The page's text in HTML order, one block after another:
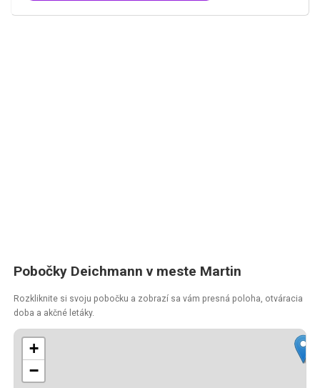
Pobočky Deichmann v meste Martin
Rozkliknite si svoju pobočku a zobrazí sa vám presná poloha, otváracia
doba a akčné letáky.
+
−